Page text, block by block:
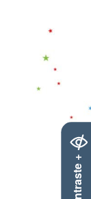
Contraste +